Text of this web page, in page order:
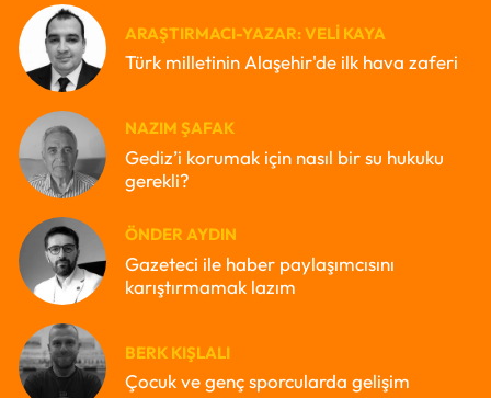
ARAŞTIRMACI-YAZAR: VELI KAYA
Türk milletinin Alaşehir'de ilk hava zaferi
NAZIM ŞAFAK
Gediz’i korumak için nasıl bir su hukuku
gerekli?
ÖNDER AYDIN
Gazeteci ile haber paylaşımcısını
karıştırmamak lazım
BERK KIŞLALI
Çocuk ve genç sporcularda gelişim